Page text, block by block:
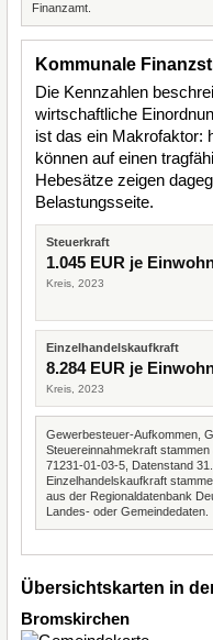
Finanzamt.
Kommunale
Die Kennzahlen
wirtschaftliche
ist das ein Makrofaktor:
können auf einen
Hebesätze zeigen
Belastungsseite.
Steuerkraft
1.045 EUR je
Kreis, 2023
Einzelhandelskaufkraft
8.284 EUR je
Kreis, 2023
Gewerbesteuer-Aufkommen,
Steuereinnahmekraft
71231-01-03-5, Datenstand
Einzelhandelskaufkraft
aus der Regionaldatenbank
Landes- oder Gemeindedaten.
Übersichtskarten in
Bromskirchen